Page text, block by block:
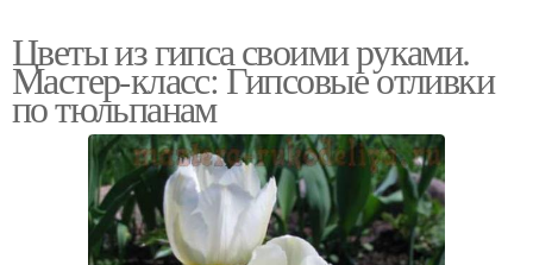
Цветы из гипса своими руками.
Мастер-класс: Гипсовые отливки
по тюльпанам